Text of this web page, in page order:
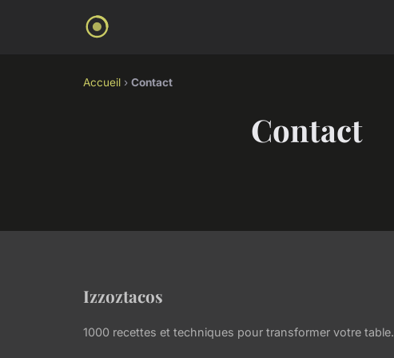
Accueil › Contact
Contact
Izzoztacos
1000 recettes et techniques pour transformer votre table.